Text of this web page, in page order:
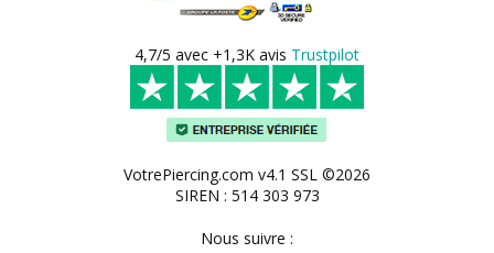
4,7/5 avec +1,3K avis Trustpilot
VotrePiercing.com v4.1 SSL ©2026
SIREN : 514 303 973
Nous suivre :